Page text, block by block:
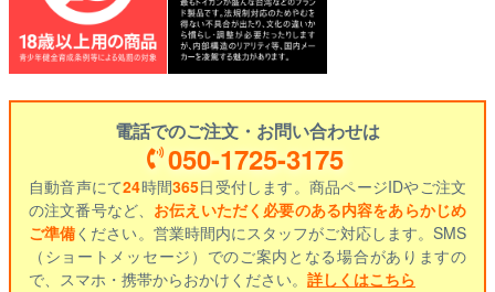
電話でのご注文・お問い合わせは
050-1725-3175
自動音声にて24時間365日受付します。商品ページIDやご注文
の注文番号など、 お伝えいただく必要のある内容をあらかじめ
ご準備ください。営業時間内にスタッフがご対応します。SMS
（ショートメッセージ）でのご案内となる場合がありますの
で、スマホ・携帯からおかけください。 詳しくはこちら